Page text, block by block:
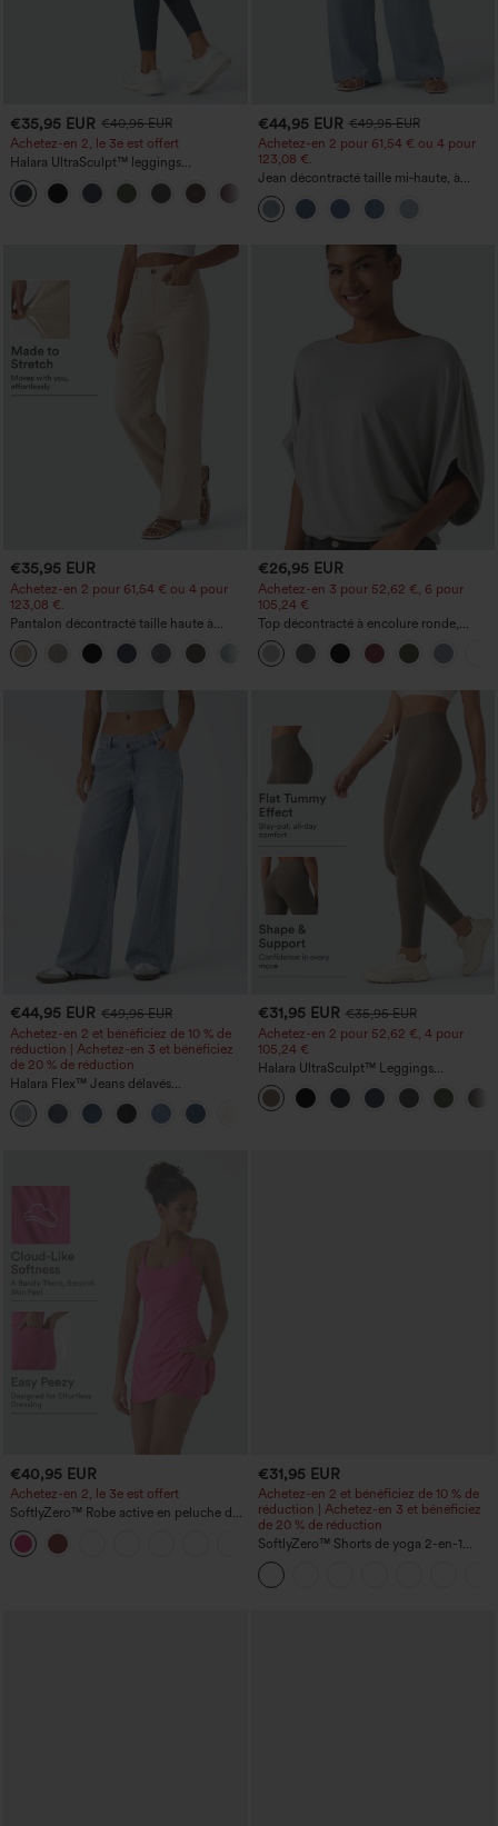
€35,95 EUR €40,95 EUR
Achetez-en 2, le 3e est offert
Halara UltraSculpt™ leggings
d'entraînement taille haute — fronces
liftantes pour le fessier, maintien gainant
du ventre et poche
€44,95 EUR €49,95 EUR
Achetez-en 2 pour 61,54 € ou 4 pour
123,08 €.
Jean décontracté taille mi‑haute, à
cordon de serrage, avec poches
€35,95 EUR
Achetez-en 2 pour 61,54 € ou 4 pour
123,08 €.
Pantalon décontracté taille haute à
jambe droite, effet lin, avec poches
+5
€26,95 EUR
Achetez-en 3 pour 52,62 €, 6 pour
105,24 €
Top décontracté à encolure ronde,
manches chauve-souris et coupe ample
€44,95 EUR €49,95 EUR
Achetez-en 2 et bénéficiez de 10 % de
réduction | Achetez-en 3 et bénéficiez
de 20 % de réduction
Halara Flex™ Jeans délavés
décontractés, coupe baggy à jambe
large, taille basse asymétrique, poches
zippées
€31,95 EUR €35,95 EUR
Achetez-en 2 pour 52,62 €, 4 pour
105,24 €
Halara UltraSculpt™ Leggings
d'entraînement sculptants taille haute,
effet ventre plat, avec poche
€40,95 EUR
Achetez-en 2, le 3e est offert
SoftlyZero™ Robe active en peluche dos
nu — Édition Hyper Facile
+29
€31,95 EUR
Achetez-en 2 et bénéficiez de 10 % de
réduction | Achetez-en 3 et bénéficiez
de 20 % de réduction
SoftlyZero™ Shorts de yoga 2-en-1
InstantCool, super taille haute, aérés, 5''
avec poches — longueur allongée